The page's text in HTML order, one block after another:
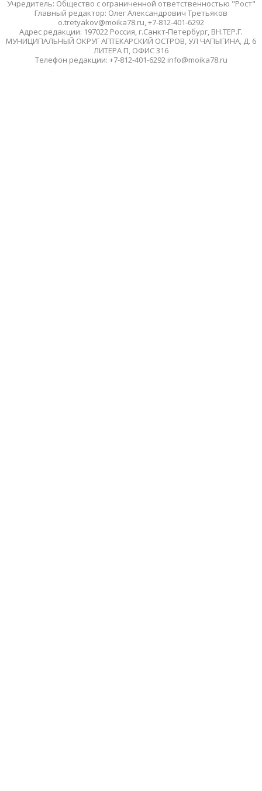
Учредитель: Общество с ограниченной ответственностью "Рост"
Главный редактор: Олег Александрович Третьяков
o.tretyakov@moika78.ru, +7-812-401-6292
Адрес редакции: 197022 Россия, г.Санкт-Петербург, ВН.ТЕР.Г.
МУНИЦИПАЛЬНЫЙ ОКРУГ АПТЕКАРСКИЙ ОСТРОВ, УЛ ЧАПЫГИНА, Д. 6
ЛИТЕРА П, ОФИС 316
Телефон редакции: +7-812-401-6292 info@moika78.ru